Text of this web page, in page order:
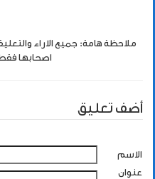
ملاحظة هامة: جميع الاراء
اصحابها
أضف تعليق
الاسم
عنوان